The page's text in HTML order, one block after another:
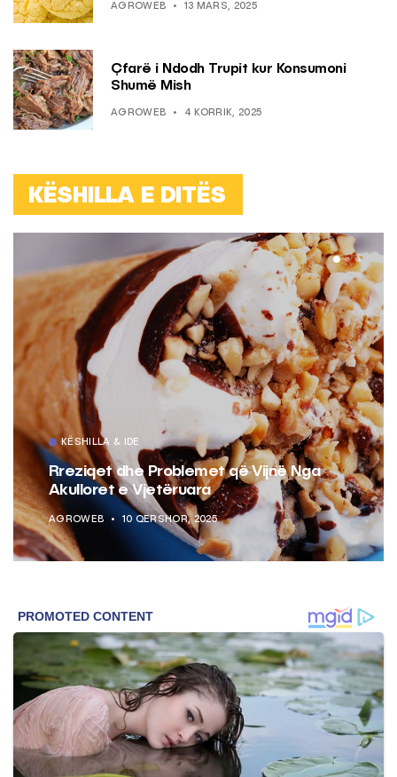
AGROWEB 13 MARS, 2025
Çfarë i Ndodh Trupit kur Konsumoni
Shumë Mish
AGROWEB 4 KORRIK, 2025
KËSHILLA E DITËS
KËSHILLA & IDE
Rreziqet dhe Problemet që Vijnë Nga
Akulloret e Vjetëruara
AGROWEB 10 QERSHOR, 2025